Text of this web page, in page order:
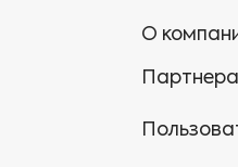
О